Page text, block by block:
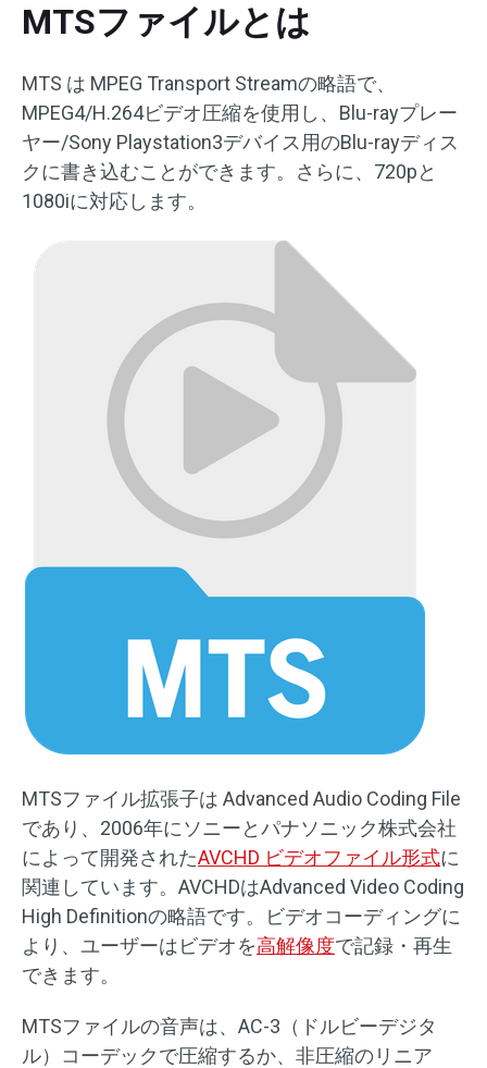
MTSファイルとは
MTS は MPEG Transport Streamの略語で、
MPEG4/H.264ビデオ圧縮を使用し、Blu-rayプレー
ヤー/Sony Playstation3デバイス用のBlu-rayディス
クに書き込むことができます。さらに、720pと
1080iに対応します。
MTSファイル拡張子は Advanced Audio Coding File
であり、2006年にソニーとパナソニック株式会社
によって開発されたAVCHD ビデオファイル形式に
関連しています。AVCHDはAdvanced Video Coding
High Definitionの略語です。ビデオコーディングに
より、ユーザーはビデオを高解像度で記録・再生
できます。
MTSファイルの音声は、AC-3（ドルビーデジタ
ル）コーデックで圧縮するか、非圧縮のリニア